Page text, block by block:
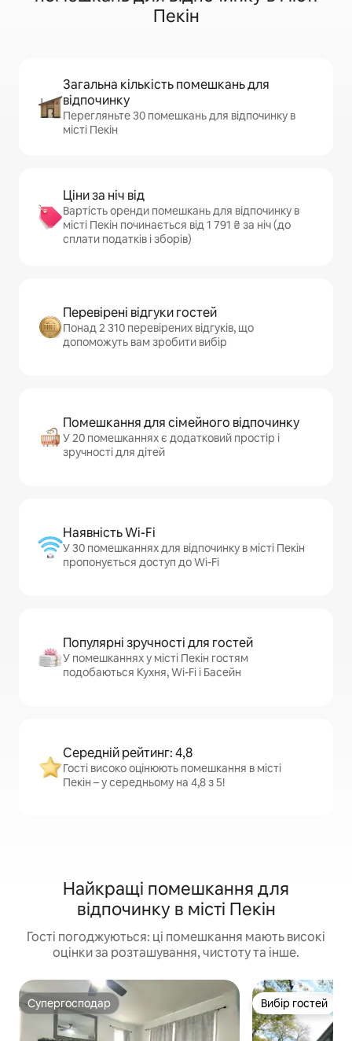
Пекін
Загальна кількість помешкань для
відпочинку
Перегляньте 30 помешкань для відпочинку в
місті Пекін
Ціни за ніч від
Вартість оренди помешкань для відпочинку в
місті Пекін починається від 1 791 ₴ за ніч (до
сплати податків і зборів)
Перевірені відгуки гостей
Понад 2 310 перевірених відгуків, що
допоможуть вам зробити вибір
Помешкання для сімейного відпочинку
У 20 помешканнях є додатковий простір і
зручності для дітей
Наявність Wi-Fi
У 30 помешканнях для відпочинку в місті Пекін
пропонується доступ до Wi-Fi
Популярні зручності для гостей
У помешканнях у місті Пекін гостям
подобаються Кухня, Wi-Fi і Басейн
Середній рейтинг: 4,8
Гості високо оцінюють помешкання в місті
Пекін – у середньому на 4,8 з 5!
Найкращі помешкання для
відпочинку в місті Пекін
Гості погоджуються: ці помешкання мають високі
оцінки за розташування, чистоту та інше.
Супергосподар
Супергосподар Вибір гостей
Вибір гостей